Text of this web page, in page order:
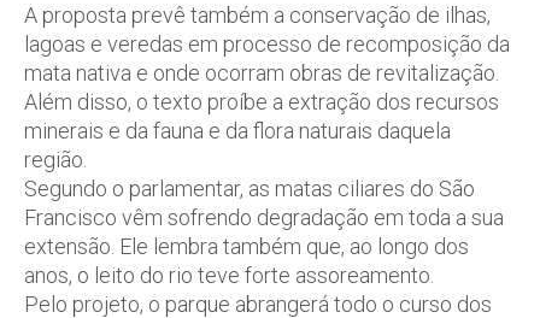
A proposta prevê também a conservação de ilhas,
lagoas e veredas em processo de recomposição da
mata nativa e onde ocorram obras de revitalização.
Além disso, o texto proíbe a extração dos recursos
minerais e da fauna e da flora naturais daquela
região.
Segundo o parlamentar, as matas ciliares do São
Francisco vêm sofrendo degradação em toda a sua
extensão. Ele lembra também que, ao longo dos
anos, o leito do rio teve forte assoreamento.
Pelo projeto, o parque abrangerá todo o curso dos